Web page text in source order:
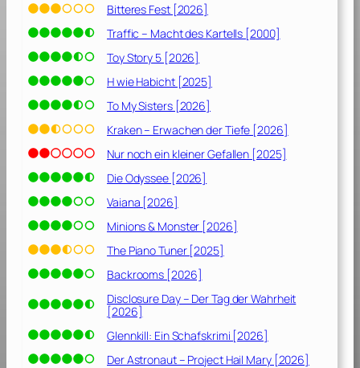
Bitteres Fest [2026]
Traffic – Macht des Kartells [2000]
Toy Story 5 [2026]
H wie Habicht [2025]
To My Sisters [2026]
Kraken – Erwachen der Tiefe [2026]
Nur noch ein kleiner Gefallen [2025]
Die Odyssee [2026]
Vaiana [2026]
Minions & Monster [2026]
The Piano Tuner [2025]
Backrooms [2026]
Disclosure Day – Der Tag der Wahrheit
[2026]
Glennkill: Ein Schafskrimi [2026]
Der Astronaut – Project Hail Mary [2026]